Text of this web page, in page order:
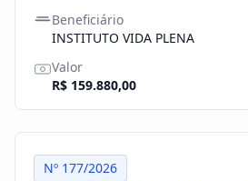
Beneficiário
INSTITUTO VIDA PLENA
Valor
R$ 159.880,00
Nº 177/2026